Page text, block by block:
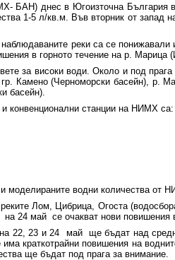
БАН) днес в Югоизточна
1-5 л/кв.м. Във вторник от
реки са се
в горното течение на р. Марица
за високи води. Около и под
Камено (Черноморски басейн), р.
басейн).
и конвенционални станции на НИМХ са:
и моделираните водни количества от
Лом, Цибрица, Огоста
24 май се очакват нови повишения
22, 23 и 24 май ще бъдат над
краткотрайни повишения на
ще бъдат под прага за внимание.